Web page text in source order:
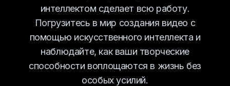
интеллектом сделает всю работу.
Погрузитесь в мир создания видео с
помощью искусственного интеллекта и
наблюдайте, как ваши творческие
способности воплощаются в жизнь без
особых усилий.